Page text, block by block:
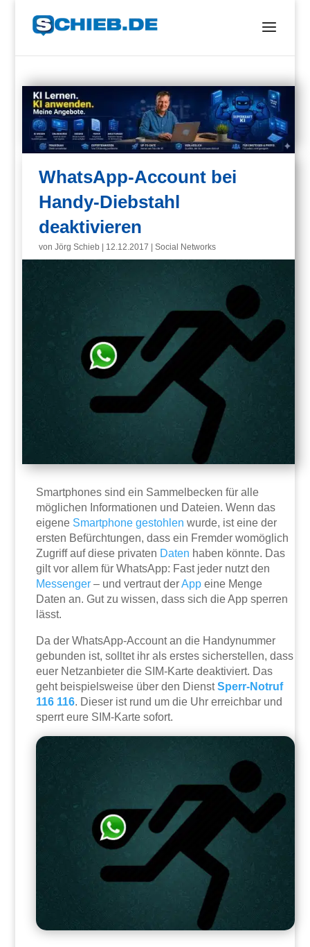
WhatsApp-Account bei
Handy-Diebstahl
deaktivieren
vonJörg Schieb 12.12.2017 |Social Networks
Smartphones sind ein Sammelbecken für alle
möglichen Informationen und Dateien. Wenn das
eigene Smartphone gestohlen wurde, ist eine der
ersten Befürchtungen, dass ein Fremder womöglich
Zugriff auf diese privaten Daten haben könnte. Das
gilt vor allem für WhatsApp: Fast jeder nutzt den
Messenger – und vertraut derApp eine Menge
Daten an. Gut zu wissen, dass sich die App sperren
lässt.
Da der WhatsApp-Account an die Handynummer
gebunden ist, solltet ihr als erstes sicherstellen, dass
euer Netzanbieter die SIM-Karte deaktiviert. Das
geht beispielsweise über den DienstSperr-Notruf
116 116. Dieser ist rund um die Uhr erreichbar und
sperrt eure SIM-Karte sofort.